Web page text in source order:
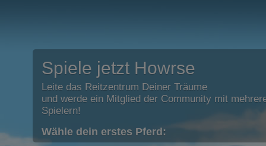
Spiele jetzt Howrse
Leite das Reitzentrum Deiner Träume
und werde ein Mitglied der Community mit
Spielern!
Wähle dein erstes Pferd: